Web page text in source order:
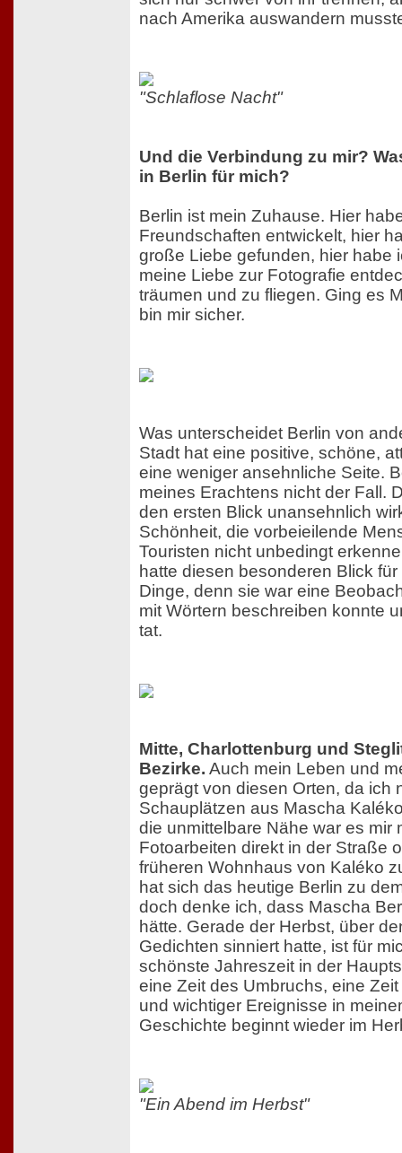
nach Amerika auswandern
"Schlaflose Nacht"
Und die Verbindung zu mir?
in Berlin für mich?
Berlin ist mein Zuhause. Hier
Freundschaften entwickelt, hier
große Liebe gefunden, hier habe
meine Liebe zur Fotografie
träumen und zu fliegen. Ging es
bin mir sicher.
Was unterscheidet Berlin von
Stadt hat eine positive, schöne,
eine weniger ansehnliche Seite.
meines Erachtens nicht der Fall.
den ersten Blick unansehnlich
Schönheit, die vorbeieilende
Touristen nicht unbedingt
hatte diesen besonderen Blick
Dinge, denn sie war eine
mit Wörtern beschreiben konnte
tat.
Mitte, Charlottenburg und
Bezirke. Auch mein Leben und
geprägt von diesen Orten, da ich
Schauplätzen aus Mascha
die unmittelbare Nähe war es mir
Fotoarbeiten direkt in der Straße
früheren Wohnhaus von Kaléko
hat sich das heutige Berlin zu
doch denke ich, dass Mascha
hätte. Gerade der Herbst, über
Gedichten sinniert hatte, ist für
schönste Jahreszeit in der
eine Zeit des Umbruchs, eine
und wichtiger Ereignisse in
Geschichte beginnt wieder im
"Ein Abend im Herbst"